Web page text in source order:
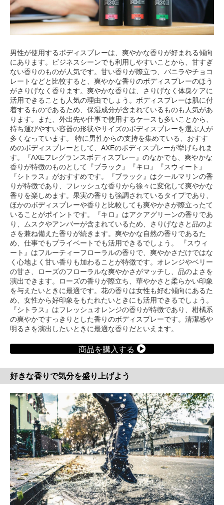
男性が使用するボディスプレーは、爽やかな香りが好まれる傾向
にあります。ビジネスシーンでも利用しやすいことから、甘すぎ
ない香りのものが人気です。甘い香りが際立つ、バニラやチョコ
レートなどと比較すると、爽やかな香りのボディスプレーのほう
がさりげなく香ります。爽やかな香りは、さりげなく体臭ケアに
活用できることも人気の理由でしょう。ボディスプレーは肌に付
着するものであるため、保湿成分が含まれているものも人気があ
ります。また、外出先や仕事で使用するケースも多いことから、
持ち運びやすい容器の形状やサイズのボディスプレーを選ぶ人が
多くなっています。 特に男性からの支持を集めている、おすす
めのボディスプレーとして、AXEのボディスプレーが挙げられま
す。『AXEフレグランスボディスプレー』のなかでも、爽やかな
香りが特徴のものとして『ブラック』『キロ』『スウィート』
『シトラス』がおすすめです。『ブラック』はクールマリンの香
りが特徴であり、フレッシュな香りから徐々に変化して爽やかな
香りを楽しめます。果実の香りも強調されているタイプであり、
ほかのボディスプレーや香りと比較しても爽やかさが際立ったて
いることがポイントです。『キロ』はアクアグリーンの香りであ
り、ムスクやアンバーが含まれているため、さりげなさと品のよ
さを兼ね備えた香りが続きます。爽やかな自然の香りであるた
め、仕事でもプライベートでも活用できるでしょう。 『スウィ
ート』はフルーティーフローラルの香りで、爽やかさだけではな
く心地よく甘い香りも加わることが特徴です。オレンジやベリー
の甘さ、ローズのフローラルな爽やかさがマッチし、品のよさを
演出できます。ローズの香りが際立ち、華やかさと柔らかい印象
を与えたいときに最適です。花の香りは女性も好む傾向にあるた
め、女性から好印象をもたれたいときにも活用できるでしょう。
『シトラス』はフレッシュオレンジの香りが特徴であり、柑橘系
の爽やかですっきりとした香りのボディスプレーです。清潔感や
明るさを演出したいときに最適な香りだといえます。
商品を購入する
好きな香りで気分を盛り上げよう